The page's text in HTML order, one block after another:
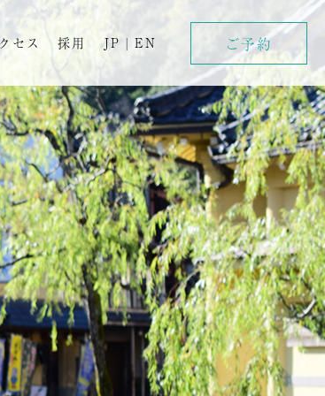
セス 採用 JP | EN ご予約